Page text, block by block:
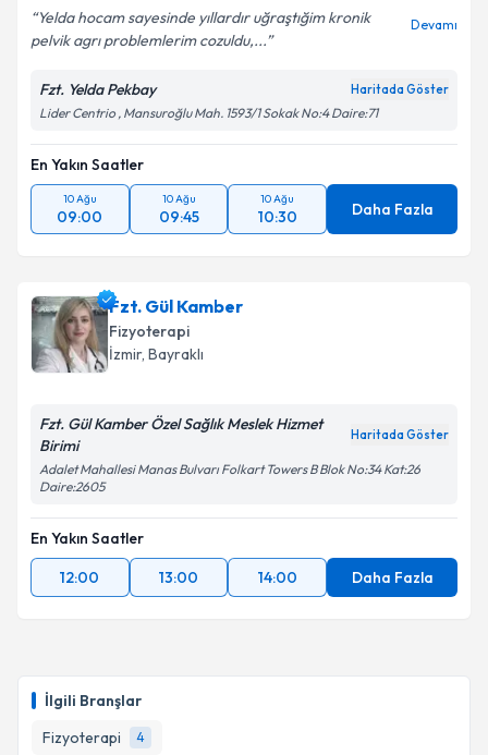
İlgili Branşlar
Fizyoterapi
4
Yelda hocam sayesinde yıllardır uğraştığim kronik
pelvik agrı problemlerim cozuldu,...
Devamı
Fzt. Yelda Pekbay Haritada Göster
Lider Centrio , Mansuroğlu Mah. 1593/1 Sokak No:4 Daire:71
En Yakın Saatler
10 Ağu
09:00
10 Ağu
09:45
10 Ağu
10:30 Daha Fazla
Fzt. Gül Kamber
Fizyoterapi
İzmir, Bayraklı
Fzt. Gül Kamber Özel Sağlık Meslek Hizmet
Birimi
Haritada Göster
Adalet Mahallesi Manas Bulvarı Folkart Towers B Blok No:34 Kat:26
Daire:2605
En Yakın Saatler
12:00
13:00 14:00 Daha Fazla